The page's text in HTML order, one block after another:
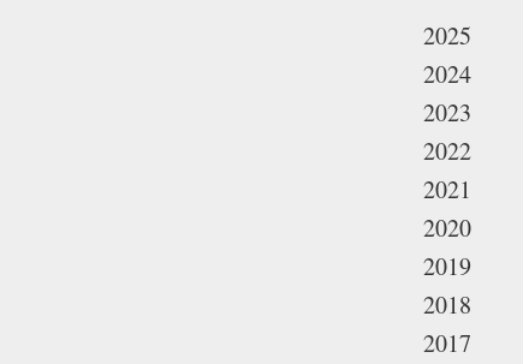
2025
2024
2023
2022
2021
2020
2019
2018
2017